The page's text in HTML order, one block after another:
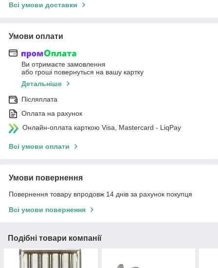
Всі умови доставки
Умови оплати
Ви отримаєте замовлення
або гроші повернуться на вашу картку
Детальніше
Післяплата
Оплата на рахунок
Онлайн-оплата карткою Visa, Mastercard - LiqPay
Всі умови оплати
Умови повернення
Повернення товару впродовж 14 днів за рахунок покупця
Всі умови повернення
Подібні товари компанії